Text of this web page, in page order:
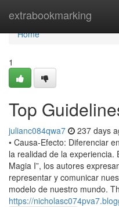
extrabookmarking
Home
Home
1
Top
julianc084qwa7 237 days
• Causa-Efecto: Diferenciar
la realidad de la experiencia.
Magia I”, los autores
representar y comunicar
modelo de nuestro mundo.
https://